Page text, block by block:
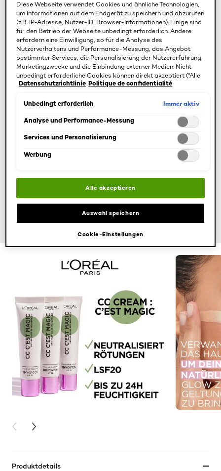
PREVIOUS CARD
NEXT CARD
Produktdetails
Diese Webseite verwendet Cookies und ähnliche Technologien,
um Informationen auf dem Endgerät zu speichern und abzurufen
(z.B. IP-Adresse, Nutzer-ID, Browser-Informationen). Einige sind
für den Betrieb der Webseite unbedingt erforderlich. Andere
erfordern eine Einwilligung, so für die Analyse des
Nutzerverhaltens und Performance-Messung, das Angebot
bestimmter Services, die Personalisierung der Nutzererfahrung,
Marketingzwecke und die Einbindung externer Medien. Nicht
unbedingt erforderliche Cookies können direkt akzeptiert ("Alle
akzeptieren") oder abgelehnt ("Ohne Einwilligung fortfahren")
ebenfalls möglich und speicherbar ("Auswahl speichern"). Die
angepasst werden. Für weitere Informationen s. unsere
Datenschutzrichtlinie Politique de confidentialité
Unbedingt erforderlich Immer aktiv
Analyse und Performance-Messung
Services und Personalisierung
Werbung
Alle akzeptieren
Auswahl speichern
Cookie-Einstellungen